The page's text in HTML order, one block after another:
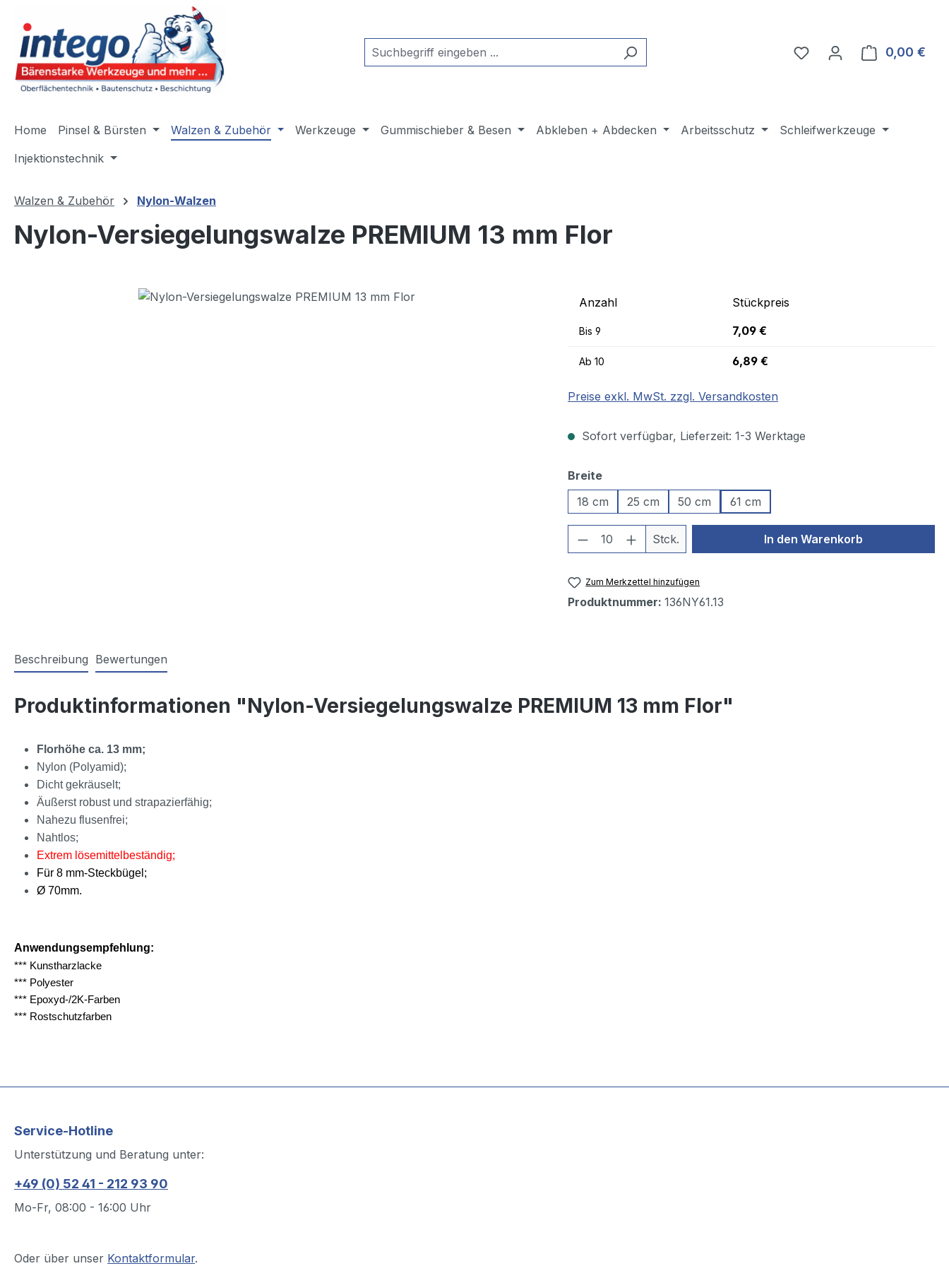
Zur Hauptnavigation springen
Du hast 0 Produkte auf
0,00 €
Home Pinsel & Bürsten Walzen & Zubehör Werkzeuge Gummischieber & Besen Abkleben + Abdecken Arbeitsschutz
Schleifwerkzeuge
Injektionstechnik
Walzen & Zubehör Nylon-Walzen
Nylon-Versiegelungswalze PREMIUM 13 mm Flor
Bildergalerie überspringen Anzahl Stückpreis
Bis 9 7,09 €
Ab 10 6,89 €
Preise exkl. MwSt. zzgl. Versandkosten
Sofort verfügbar, Lieferzeit: 1-3 Werktage
Breiteauswählen
18 cm
25 cm 50 cm 61 cm
Produkt Anzahl: Gib den gewünschten Wert
Stck. In den Warenkorb
Zum Merkzettel hinzufügen
Produktnummer: 136NY61.13
Beschreibung Bewertungen
Produktinformationen "Nylon-Versiegelungswalze PREMIUM 13 mm Flor"
Florhöhe ca. 13 mm;
Nylon (Polyamid);
Dicht gekräuselt;
Äußerst robust und strapazierfähig;
Nahezu flusenfrei;
Nahtlos;
Extrem lösemittelbeständig;
Für 8 mm-Steckbügel;
Ø 70mm.
Anwendungsempfehlung:
*** Kunstharzlacke
*** Polyester
*** Epoxyd-/2K-Farben
*** Rostschutzfarben
Service-Hotline
Unterstützung und Beratung unter:
+49 (0) 52 41 - 212 93 90
Mo-Fr, 08:00 - 16:00 Uhr
Oder über unser Kontaktformular.